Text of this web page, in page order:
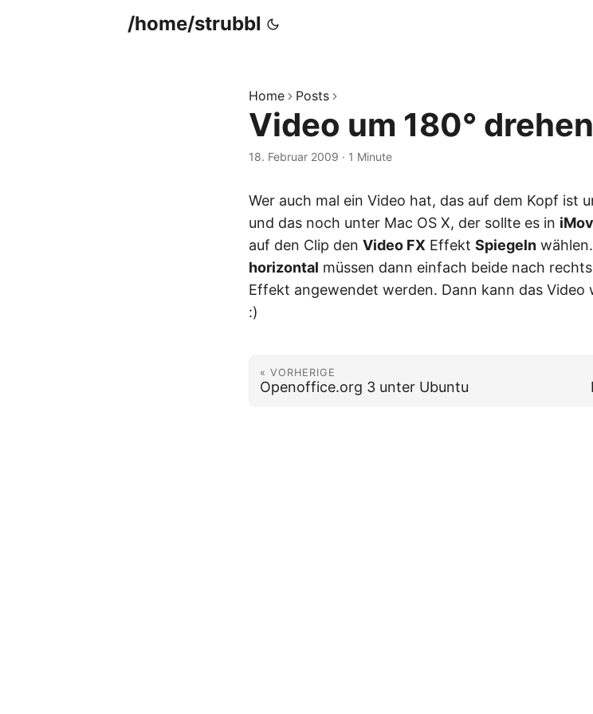
/home/strubbl
Home Posts
Video um 180° drehen
18. Februar 2009 · 1 Minute
Wer auch mal ein Video hat, das auf dem Kopf ist
und das noch unter Mac OS X, der sollte es in
auf den Clip den Video FX Effekt Spiegeln
horizontal müssen dann einfach beide nach
Effekt angewendet werden. Dann kann das
:)
« VORHERIGE
Openoffice.org 3 unter Ubuntu